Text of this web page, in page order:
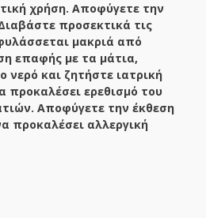
χρήση. Αποφύγετε την
προσεκτικά τις
μακριά από
επαφής με τα μάτια,
νερό και ζητήστε ιατρική
προκαλέσει ερεθισμό του
Αποφύγετε την έκθεση
προκαλέσει αλλεργική